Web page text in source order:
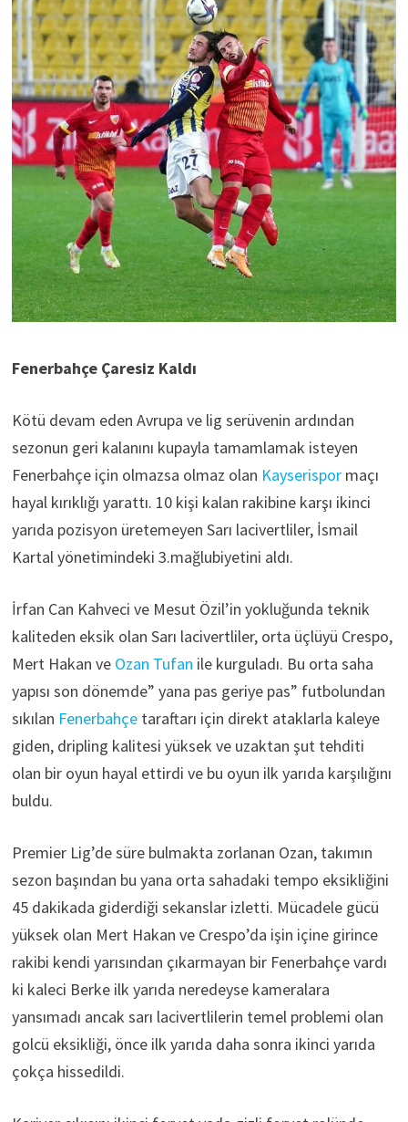
Fenerbahçe Çaresiz Kaldı
Kötü devam eden Avrupa ve lig serüvenin ardından
sezonun geri kalanını kupayla tamamlamak isteyen
Fenerbahçe için olmazsa olmaz olan Kayserispormaçı
hayal kırıklığı yarattı. 10 kişi kalan rakibine karşı ikinci
yarıda pozisyon üretemeyen Sarı lacivertliler, İsmail
Kartal yönetimindeki 3.mağlubiyetini aldı.
İrfan Can Kahveci ve Mesut Özil’in yokluğunda teknik
kaliteden eksik olan Sarı lacivertliler, orta üçlüyü Crespo,
Mert Hakan ve Ozan Tufan ile kurguladı. Bu orta saha
yapısı son dönemde” yana pas geriye pas” futbolundan
sıkılan Fenerbahçetaraftarı için direkt ataklarla kaleye
giden, dripling kalitesi yüksek ve uzaktan şut tehditi
olan bir oyun hayal ettirdi ve bu oyun ilk yarıda karşılığını
buldu.
Premier Lig’de süre bulmakta zorlanan Ozan, takımın
sezon başından bu yana orta sahadaki tempo eksikliğini
45 dakikada giderdiği sekanslar izletti. Mücadele gücü
yüksek olan Mert Hakan ve Crespo’da işin içine girince
rakibi kendi yarısından çıkarmayan bir Fenerbahçe vardı
ki kaleci Berke ilk yarıda neredeyse kameralara
yansımadı ancak sarı lacivertlilerin temel problemi olan
golcü eksikliği, önce ilk yarıda daha sonra ikinci yarıda
çokça hissedildi.